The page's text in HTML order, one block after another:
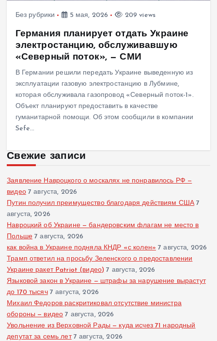
Без рубрики 5 мая, 2026 209 views
Германия планирует отдать Украине
электростанцию, обслуживавшую
«Северный поток», — СМИ
В Германии решили передать Украине выведенную из
эксплуатации газовую электростанцию в Лубмине,
которая обслуживала газопровод «Северный поток-1».
Объект планируют предоставить в качестве
гуманитарной помощи. Об этом сообщили в компании
Sefe…
Свежие записи
Заявление Навроцкого о москалях не понравилось РФ —
видео 7 августа, 2026
Путин получил преимущество благодаря действиям США 7
августа, 2026
Навроцкий об Украине — бандеровским флагам не место в
Польше 7 августа, 2026
как война в Украине подняла КНДР «с колен» 7 августа, 2026
Трамп ответил на просьбу Зеленского о предоставлении
Украине ракет Patriot (видео) 7 августа, 2026
Языковой закон в Украине — штрафы за нарушение вырастут
до 170 тысяч 7 августа, 2026
Михаил Федоров раскритиковал отсутствие министра
обороны — видео 7 августа, 2026
Увольнение из Верховной Рады — куда исчез 71 народный
депутат за семь лет 7 августа, 2026